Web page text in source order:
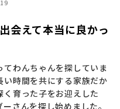
会えて本当に良かっ
わんちゃんを探していま
い時間を共にする家族だか
育った子をお迎えした
さんを探し始めました。